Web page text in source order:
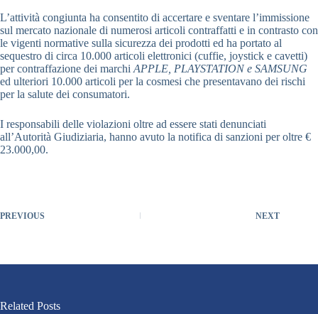
L’attività congiunta ha consentito di accertare e sventare l’immissione
sul mercato nazionale di numerosi articoli contraffatti e in contrasto con
le vigenti normative sulla sicurezza dei prodotti ed ha portato al
sequestro di circa 10.000 articoli elettronici (cuffie, joystick e cavetti)
per contraffazione dei marchi APPLE, PLAYSTATION e SAMSUNG
ed ulteriori 10.000 articoli per la cosmesi che presentavano dei rischi
per la salute dei consumatori.
I responsabili delle violazioni oltre ad essere stati denunciati
all’Autorità Giudiziaria, hanno avuto la notifica di sanzioni per oltre €
23.000,00.
PREVIOUS NEXT
Related Posts